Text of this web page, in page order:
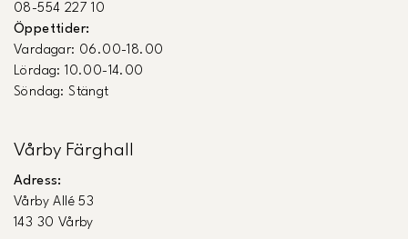
08-554 227 10
Öppettider:
Vardagar: 06.00-18.00
Lördag: 10.00-14.00
Söndag: Stängt
Vårby Färghall
Adress:
Vårby Allé 53
143 30 Vårby